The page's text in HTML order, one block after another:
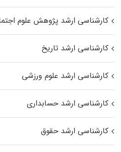
کارشناسی ارشد پژوهش علوم
کارشناسی ارشد تاریخ
کارشناسی ارشد علوم ورزشی
کارشناسی ارشد حسابداری
کارشناسی ارشد حقوق